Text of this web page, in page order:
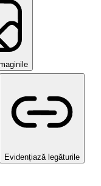
Evidențiază legăturile